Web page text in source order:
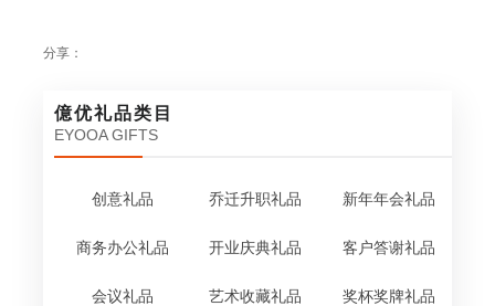
分享：
億优礼品类目
EYOOA GIFTS
创意礼品 乔迁升职礼品 新年年会礼品
商务办公礼品 开业庆典礼品 客户答谢礼品
会议礼品 艺术收藏礼品 奖杯奖牌礼品